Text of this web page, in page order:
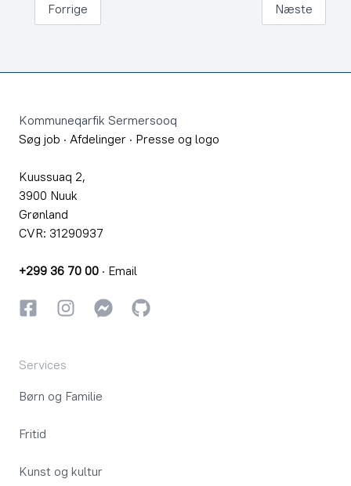
Forrige Næste
Kommuneqarfik Sermersooq
Søg job · Afdelinger · Presse og logo
Kuussuaq 2,
3900 Nuuk
Grønland
CVR: 31290937
+299 36 70 00 · Email
FacebookInstagramInstagram
GitHub
Services
Børn og Familie
Fritid
Kunst og kultur